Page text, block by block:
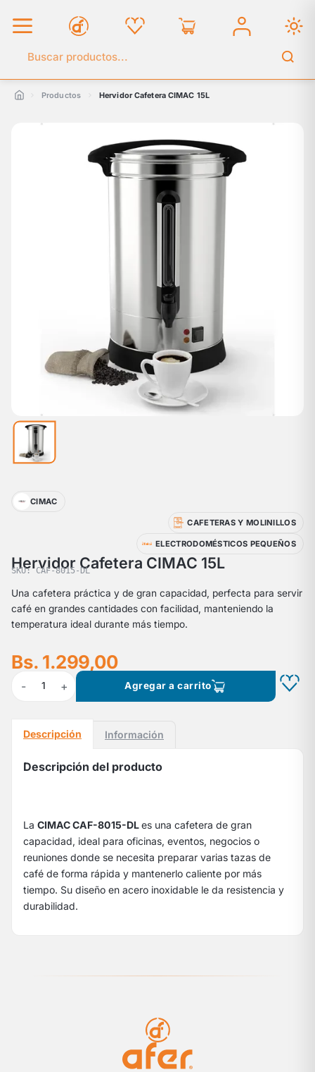
Buscar en el catálogo
Productos Hervidor Cafetera CIMAC 15L
CIMAC
CAFETERAS Y MOLINILLOS
ELECTRODOMÉSTICOS PEQUEÑOS
Hervidor Cafetera CIMAC 15L
SKU: CAF-8015-DL
Una cafetera práctica y de gran capacidad, perfecta para servir
café en grandes cantidades con facilidad, manteniendo la
temperatura ideal durante más tiempo.
Bs. 1.299,00
- 1 + Agregar a carrito
Descripción Información
Descripción del producto
La CIMACCAF-8015-DLes una cafetera de gran
capacidad, ideal para oficinas, eventos, negocios o
reuniones donde se necesita preparar varias tazas de
café de forma rápida y mantenerlo caliente por más
tiempo. Su diseño en acero inoxidable le da resistencia y
durabilidad.